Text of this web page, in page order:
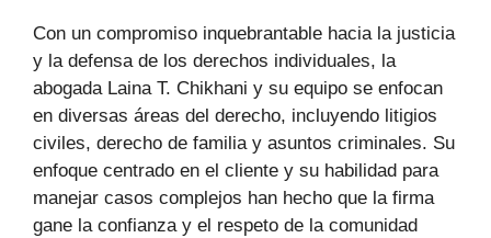
Con un compromiso inquebrantable hacia la justicia
y la defensa de los derechos individuales, la
abogada Laina T. Chikhani y su equipo se enfocan
en diversas áreas del derecho, incluyendo litigios
civiles, derecho de familia y asuntos criminales. Su
enfoque centrado en el cliente y su habilidad para
manejar casos complejos han hecho que la firma
gane la confianza y el respeto de la comunidad